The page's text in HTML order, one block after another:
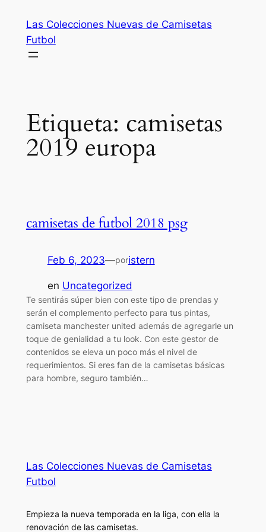
contenido
Las Colecciones Nuevas de Camisetas
Futbol
Etiqueta: camisetas
2019 europa
camisetas de futbol 2018 psg
Feb 6, 2023—poristern
en Uncategorized
Te sentirás súper bien con este tipo de prendas y
serán el complemento perfecto para tus pintas,
camiseta manchester united además de agregarle un
toque de genialidad a tu look. Con este gestor de
contenidos se eleva un poco más el nivel de
requerimientos. Si eres fan de la camisetas básicas
para hombre, seguro también…
Las Colecciones Nuevas de Camisetas
Futbol
Empieza la nueva temporada en la liga, con ella la
renovación de las camisetas.